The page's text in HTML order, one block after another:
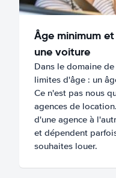
Âge minimum
une voiture
Dans le domaine
limites d'âge : un
Ce n'est pas nous
agences de
d'une agence à
et dépendent
souhaites louer.